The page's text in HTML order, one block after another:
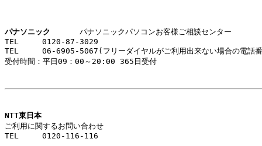
パナソニック
パナソニックパソコンお客様ご相談センター
TEL	0120-87-3029
TEL	06-6905-5067(フリーダイヤルがご利用出来ない場合の電話番号)
受付時間：平日09：00～20:00 365日受付
NTT東日本
ご利用に関するお問い合わせ
TEL	0120-116-116